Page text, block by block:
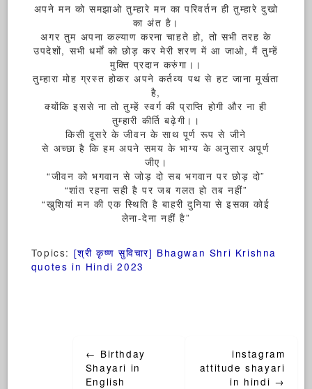
अपने मन को समझाओ तुम्हारे मन का परिवर्तन ही तुम्हारे दुखो
का अंत है।
अगर तुम अपना कल्याण करना चाहते हो, तो सभी तरह के
उपदेशों, सभी धर्मों को छोड़ कर मेरी शरण में आ जाओ, मैं तुम्हें
मुक्ति प्रदान करुंगा।।
तुम्हारा मोह ग्रस्त होकर अपने कर्तव्य पथ से हट जाना मूर्खता
है,
क्योंकि इससे ना तो तुम्हें स्वर्ग की प्राप्ति होगी और ना ही
तुम्हारी कीर्ति बढ़ेगी।।
किसी दूसरे के जीवन के साथ पूर्ण रूप से जीने
से अच्छा है कि हम अपने समय के भाग्य के अनुसार अपूर्ण
जीए।
“जीवन को भगवान से जोड़ दो सब भगवान पर छोड़ दो”
“शांत रहना सही है पर जब गलत हो तब नहीं”
“खुशियां मन की एक स्थिति है बाहरी दुनिया से इसका कोई
लेना-देना नहीं है”
Topics: [श्री कृष्ण सुविचार] Bhagwan Shri Krishna
quotes in Hindi 2023
← Birthday
Shayari in
English
instagram
attitude shayari
in hindi →